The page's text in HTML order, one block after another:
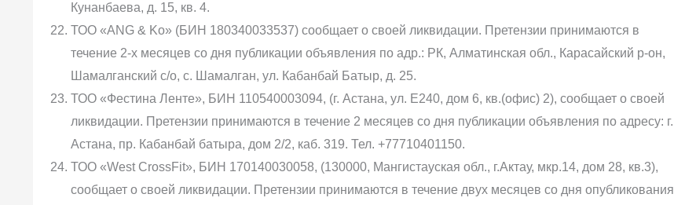
Кунанбаева, д. 15, кв. 4.
ТОО «ANG & Ko» (БИН 180340033537) сообщает о своей ликвидации. Претензии принимаются в
течение 2-х месяцев со дня публикации объявления по адр.: РК, Алматинская обл., Карасайский р-он,
Шамалганский с/о, с. Шамалган, ул. Кабанбай Батыр, д. 25.
ТОО «Фестина Ленте», БИН 110540003094, (г. Астана, ул. Е240, дом 6, кв.(офис) 2), сообщает о своей
ликвидации. Претензии принимаются в течение 2 месяцев со дня публикации объявления по адресу: г.
Астана, пр. Кабанбай батыра, дом 2/2, каб. 319. Тел. +77710401150.
ТОО «West CrossFit», БИН 170140030058, (130000, Мангистауская обл., г.Актау, мкр.14, дом 28, кв.3),
сообщает о своей ликвидации. Претензии принимаются в течение двух месяцев со дня опубликования